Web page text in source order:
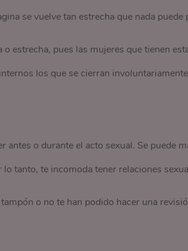
se vuelve tan estrecha que nada puede
estrecha, pues las mujeres que tienen
los que se cierran
antes o durante el acto sexual. Se puede
tanto, te incomoda tener relaciones
o no te han podido hacer una